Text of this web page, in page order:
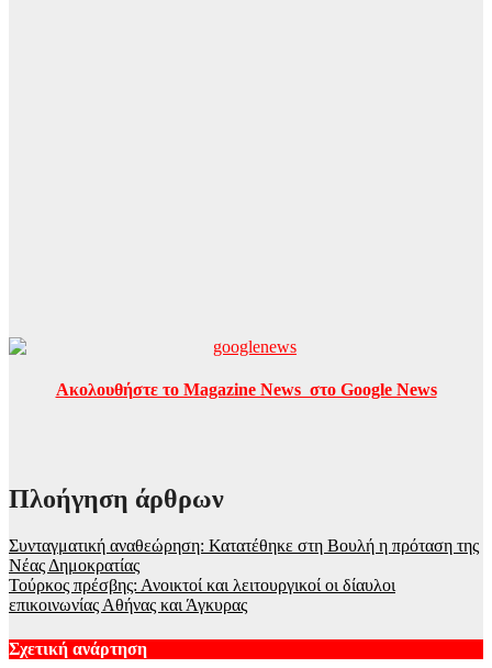
Ακολουθήστε το Magazine News στο Google News
Πλοήγηση άρθρων
Συνταγματική αναθεώρηση: Κατατέθηκε στη Βουλή η πρόταση της
Νέας Δημοκρατίας
Τούρκος πρέσβης: Ανοικτοί και λειτουργικοί οι δίαυλοι
επικοινωνίας Αθήνας και Άγκυρας
Σχετική ανάρτηση